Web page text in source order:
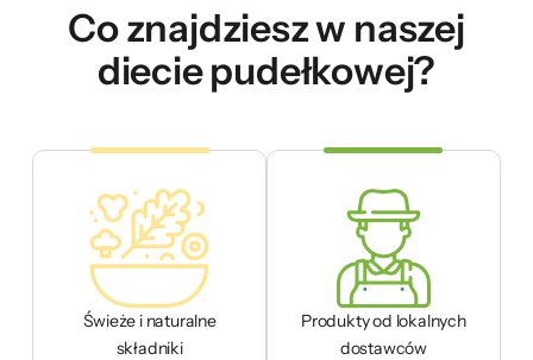
Co znajdziesz w naszej
diecie pudełkowej?
Świeże i naturalne
składniki
Produkty od lokalnych
dostawców